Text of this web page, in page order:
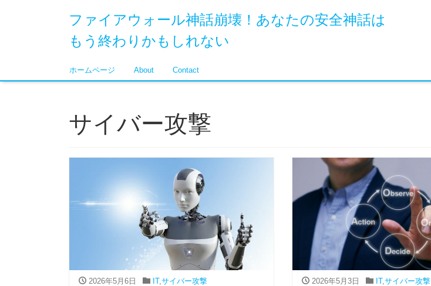
ファイアウォール神話崩壊！あなたの安全神話は
もう終わりかもしれない
ホームページ About Contact
サイバー攻撃
2026年5月6日 IT, サイバー攻撃 2026年5月3日 IT, サイバー攻撃